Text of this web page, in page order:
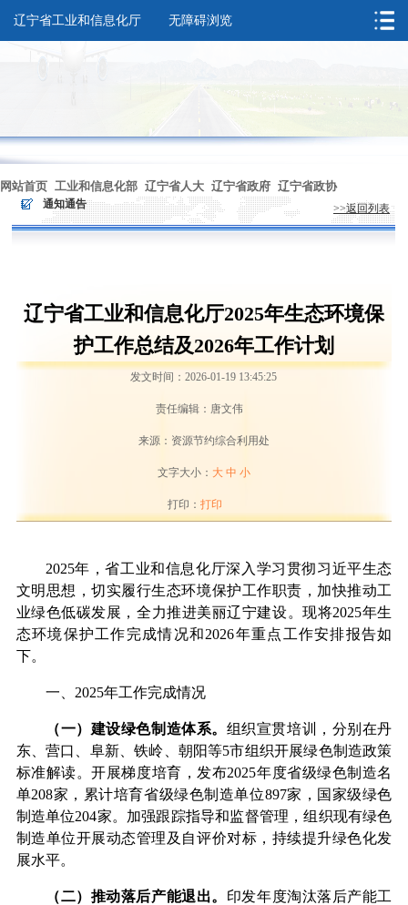
网站首页 工业和信息化部 辽宁省人大 辽宁省政府 辽宁省政协
无障碍浏览
辽宁省工业和信息化厅 无障碍浏览
> 通知通告 >>返回列表
辽宁省工业和信息化厅2025年生态环境保
护工作总结及2026年工作计划
发文时间：2026-01-19 13:45:25
责任编辑：唐文伟
来源：资源节约综合利用处
文字大小： 大 中 小
打印： 打印
2025年，省工业和信息化厅深入学习贯彻习近平生态
文明思想，切实履行生态环境保护工作职责，加快推动工
业绿色低碳发展，全力推进美丽辽宁建设。现将2025年生
态环境保护工作完成情况和2026年重点工作安排报告如
下。
一、 2025年工作完成情况
（一）建设绿色制造体系。 组织宣贯培训，分别在丹
东、营口、阜新、铁岭、朝阳等5市组织开展绿色制造政策
标准解读。开展梯度培育，发布2025年度省级绿色制造名
单208家，累计培育省级绿色制造单位897家，国家级绿色
制造单位204家。加强跟踪指导和监督管理，组织现有绿色
制造单位开展动态管理及自评价对标，持续提升绿色化发
展水平。
（二）推动落后产能退出。 印发年度淘汰落后产能工